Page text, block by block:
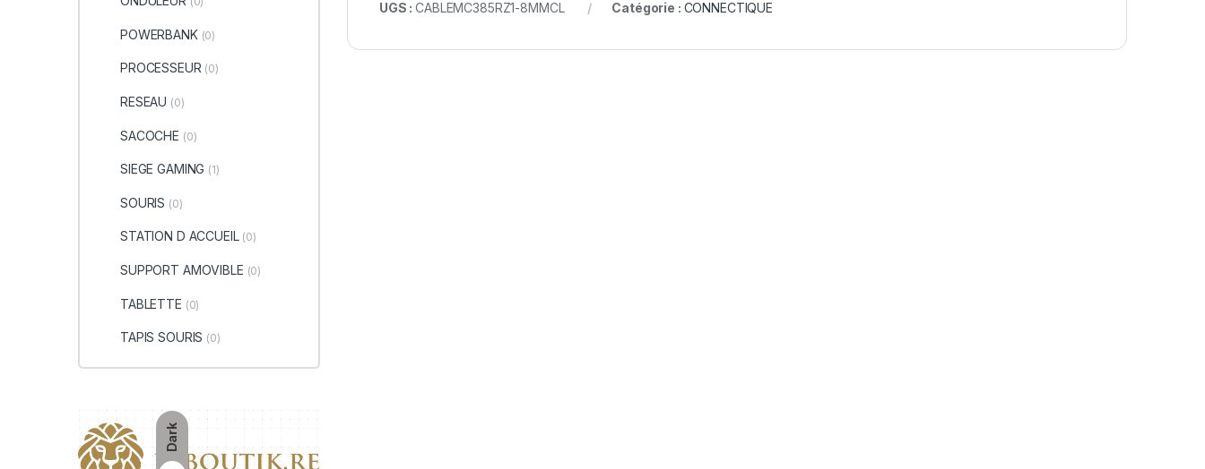
Dark
UGS :CABLEMC385RZ1-8MMCL Catégorie : CONNECTIQUE
POWERBANK (0)
PROCESSEUR (0)
RESEAU (0)
SACOCHE (0)
SIEGE GAMING (1)
SOURIS (0)
STATION D ACCUEIL (0)
SUPPORT AMOVIBLE (0)
TABLETTE (0)
TAPIS SOURIS (0)